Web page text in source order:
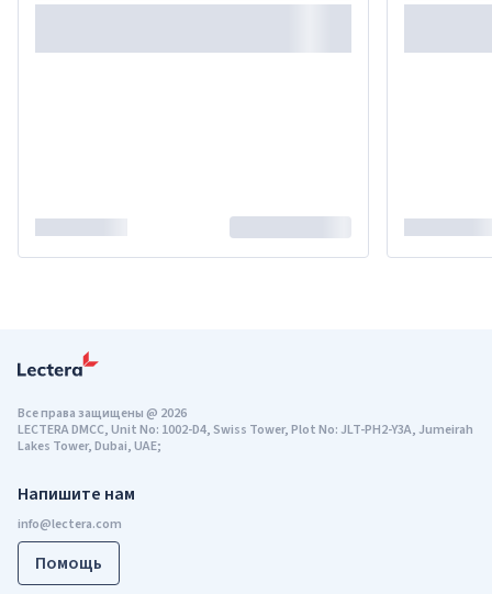
Напишите нам
Помощь
Все права защищены@ 2026
LECTERA DMCC, Unit No: 1002-D4, Swiss Tower, Plot No: JLT-PH2-Y3A, Jumeirah
Lakes Tower, Dubai, UAE;